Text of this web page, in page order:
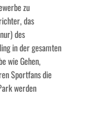
zu
das
des
in der gesamten
wie Gehen,
Sportfans die
werden